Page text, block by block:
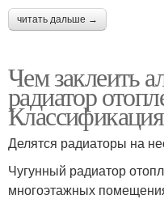
читать дальше →
Чем заклеить
радиатор
Делятся радиаторы на
Чугунный радиатор
многоэтажных